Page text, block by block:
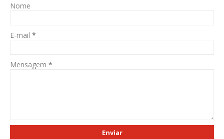
Nome
E-mail *
Mensagem *